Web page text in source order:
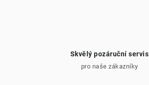
Skvělý pozáruční servis
pro naše zákazníky